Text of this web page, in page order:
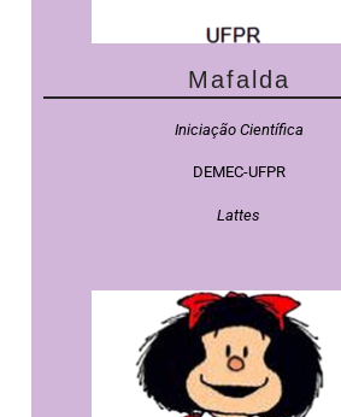
Mafalda
Iniciação Científica
DEMEC-UFPR
Lattes